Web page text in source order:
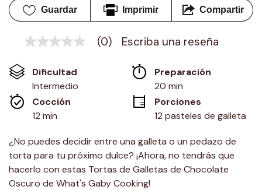
Guardar Imprimir Compartir
Sin
en
misma
página.
(0) Escriba una reseña
Dificultad
Intermedio
Preparación
20 min
Cocción
12 min
Porciones
12 pasteles de galleta
¿No puedes decidir entre una galleta o un pedazo de
torta para tu próximo dulce? ¡Ahora, no tendrás que
hacerlo con estas Tortas de Galletas de Chocolate
Oscuro de What's Gaby Cooking!